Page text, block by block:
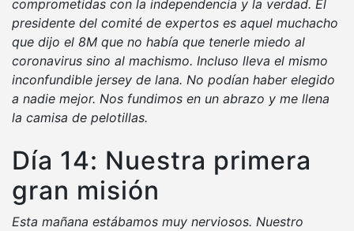
comprometidas con la independencia y la verdad. El
presidente del comité de expertos es aquel muchacho
que dijo el 8M que no había que tenerle miedo al
coronavirus sino al machismo. Incluso lleva el mismo
inconfundible jersey de lana. No podían haber elegido
a nadie mejor. Nos fundimos en un abrazo y me llena
la camisa de pelotillas.
Día 14: Nuestra primera
gran misión
Esta mañana estábamos muy nerviosos. Nuestro